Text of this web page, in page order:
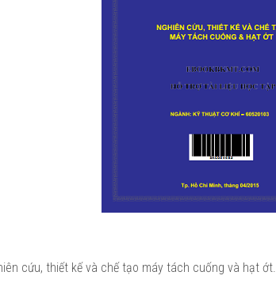
cứu, thiết kế và chế tạo máy tách cuống và hạt ớt.